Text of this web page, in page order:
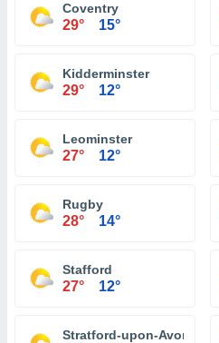
Coventry
29° 15°
Kidderminster
29° 12°
Leominster
27° 12°
Rugby
28° 14°
Stafford
27° 12°
Stratford-upon-Avon